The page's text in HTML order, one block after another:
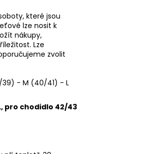
které jsou
lze nosit k
nákupy,
Lze
zvolit
39) - M (40/41) - L
pro chodidlo 42/43